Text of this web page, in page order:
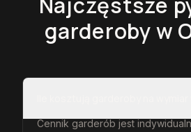
garderobyw
Cennik garderób jest